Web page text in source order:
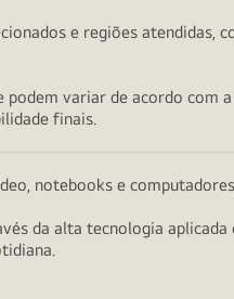
e regiões atendidas,
variar de acordo
finais.
notebooks e
da alta tecnologia